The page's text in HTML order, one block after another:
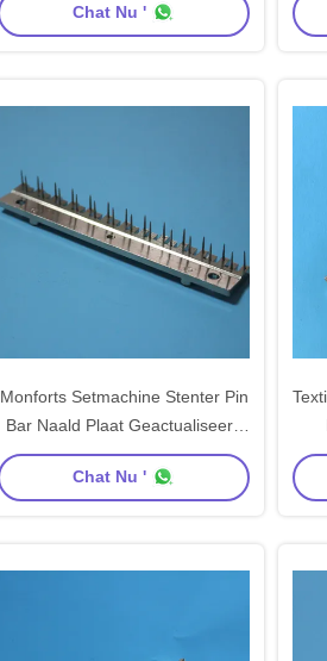
onderdelen Koper materiaal
Chat Nu '
Monforts Setmachine Stenter Pin
Bar Naald Plaat Geactualiseerd
Ontwerp Koper Plaat Nickel
Plating Carbon Steel Pin
Chat Nu '